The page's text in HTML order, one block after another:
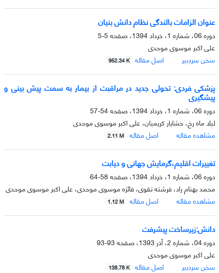
عنوان الزامات بالندگی نظام دانش بنیان
دوره 06، شماره 1، خرداد 1394، صفحه
5-5
علی اکبر موسوی موحدی
سخن سردبیر
اصل مقاله 952.34 K
پزشکی فردی: تحولی جدید در مراقبت از بیمار به سمت پیش بینی و
پیشگیری
دوره 06، شماره 1، خرداد 1394، صفحه
54-57
لیلا ماه رخ، خشایار کریمیان، علی اکبر موسوی موحدی
مشاهده مقاله
اصل مقاله 2.11 M
تغییرات اقلیم،گرمایش جهانی و دیابت
دوره 06، شماره 1، خرداد 1394، صفحه
58-64
محمد بهنام راد، فرشته تقوی، فائزه موسوی موحدی، علی اکبر موسوی موحدی
مشاهده مقاله
اصل مقاله 1.12 M
دانش:زیرساخت پیشرفت
دوره 04، شماره 2، آذر 1393، صفحه
93-93
علی اکبر موسوی موحدی
سخن سردبیر
اصل مقاله 138.78 K